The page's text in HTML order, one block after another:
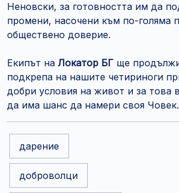
Неновски, за готовността им да
промени, насочени към по-голяма
обществено доверие.
Екипът на Локатор БГ ще
подкрепа на нашите четириноги
добри условия на живот и за това
да има шанс да намери своя Човек.
дарение
доброволци